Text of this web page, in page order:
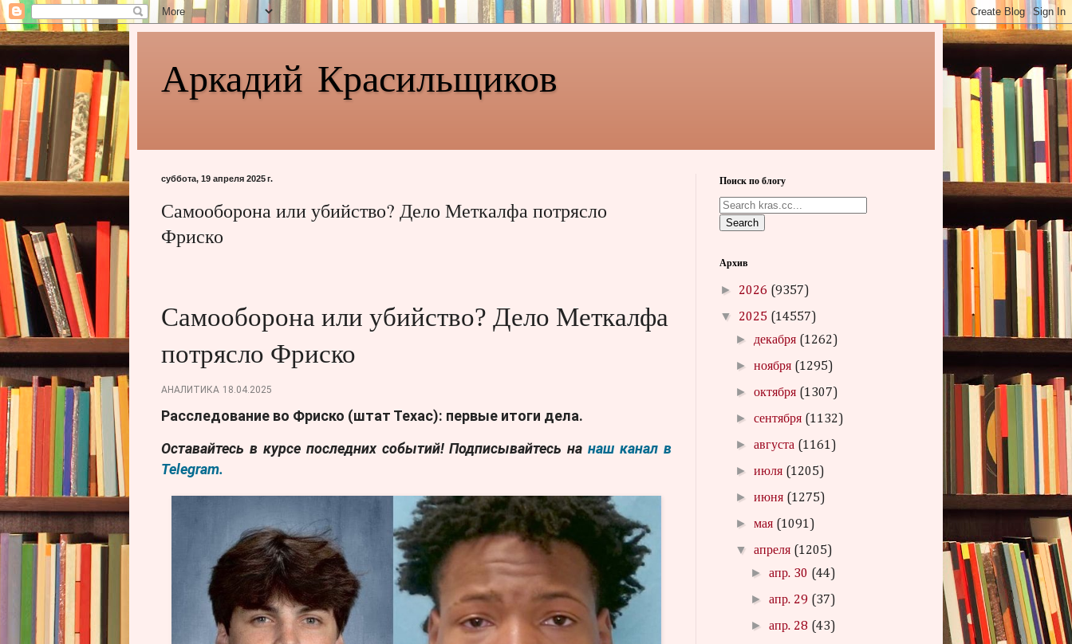
Аркадий Красильщиков
суббота, 19 апреля 2025 г.
Самооборона или убийство? Дело Меткалфа потрясло
Фриско
Самооборона или убийство? Дело Меткалфа
потрясло Фриско
АНАЛИТИКА 18.04.2025
Расследование во Фриско (штат Техас): первые итоги дела.
Оставайтесь в курсе последних событий! Подписывайтесь нанаш канал в
Telegram.
Поиск по блогу
Search
Архив
► 2026 (9357)
▼ 2025 (14557)
► декабря (1262)
►ноября (1295)
►октября (1307)
►сентября (1132)
►августа (1161)
►июля (1205)
►июня (1275)
►мая (1091)
▼апреля (1205)
►апр. 30 (44)
►апр. 29 (37)
►апр. 28 (43)